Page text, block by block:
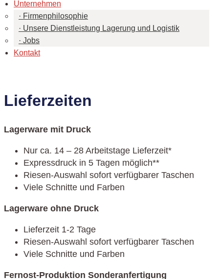
Unternehmen
Firmenphilosophie
Unsere Dienstleistung Lagerung und Logistik
Jobs
Kontakt
Lieferzeiten
Lagerware mit Druck
Nur ca. 14 – 28 Arbeitstage Lieferzeit*
Expressdruck in 5 Tagen möglich**
Riesen-Auswahl sofort verfügbarer Taschen
Viele Schnitte und Farben
Lagerware ohne Druck
Lieferzeit 1-2 Tage
Riesen-Auswahl sofort verfügbarer Taschen
Viele Schnitte und Farben
Fernost-Produktion Sonderanfertigung